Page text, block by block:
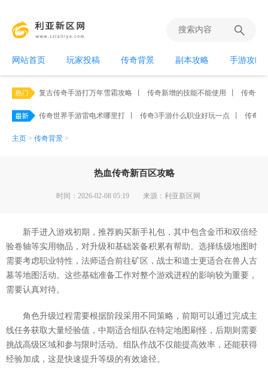
网站首页 玩家投稿 传奇背景 副本攻略 手游攻略
复古传奇手游打万年雪霜攻略 传奇新增的技能不能使用 传奇伤
传奇世界手游雷电术哪里打 传奇3手游什么职业好玩一点 传奇手
主页 > 传奇背景 >
热血传奇新百区攻略
时间：2026-02-08 05:19 来源：利亚新区网
新手进入游戏初期，推荐购买新手礼包，其中包含金币和双倍经
验卷轴等实用物品，对升级和基础装备积累有帮助。选择练级地图时
需要考虑职业特性，法师适合前往矿区，战士和道士更适合在兽人古
墓等地图活动。这些基础准备工作对整个游戏进程的影响较为重要，
需要认真对待。
角色升级过程需要根据阶段采用不同策略，前期可以通过完成主
线任务获取大量经验值，中期适合组队在特定地图刷怪，后期则需要
挑战高级区域和参与限时活动。组队作战不仅能提高效率，还能获得
经验加成，这是快速提升等级的有效途径。